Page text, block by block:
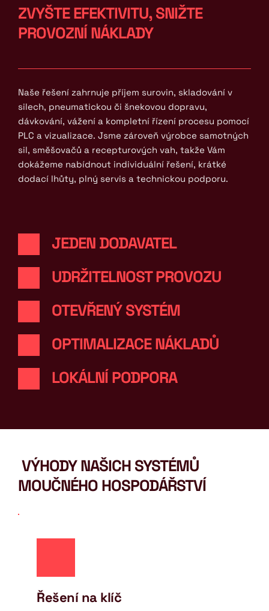
ZVYŠTE EFEKTIVITU, SNIŽTE
PROVOZNÍ NÁKLADY
Naše řešení zahrnuje příjem surovin, skladování v
silech, pneumatickou či šnekovou dopravu,
dávkování, vážení a kompletní řízení procesu pomocí
PLC a vizualizace. Jsme zároveň výrobce samotných
sil, směšovačů a recepturových vah, takže Vám
dokážeme nabídnout individuální řešení, krátké
dodací lhůty, plný servis a technickou podporu.
JEDEN DODAVATEL
UDRŽITELNOST PROVOZU
OTEVŘENÝ SYSTÉM
OPTIMALIZACE NÁKLADŮ
LOKÁLNÍ PODPORA
MOUČNÉHO HOSPODÁŘSTVÍ
Řešení na klíč